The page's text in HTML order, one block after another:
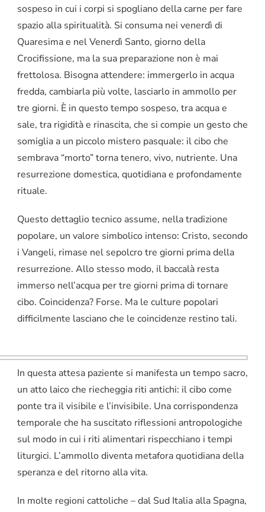
sospeso in cui i corpi si spogliano della carne per fare
spazio alla spiritualità. Si consuma nei venerdì di
Quaresima e nel Venerdì Santo, giorno della
Crocifissione, ma la sua preparazione non è mai
frettolosa. Bisogna attendere: immergerlo in acqua
fredda, cambiarla più volte, lasciarlo in ammollo per
tre giorni. È in questo tempo sospeso, tra acqua e
sale, tra rigidità e rinascita, che si compie un gesto che
somiglia a un piccolo mistero pasquale: il cibo che
sembrava “morto” torna tenero, vivo, nutriente. Una
resurrezione domestica, quotidiana e profondamente
rituale.
Questo dettaglio tecnico assume, nella tradizione
popolare, un valore simbolico intenso: Cristo, secondo
i Vangeli, rimase nel sepolcro tre giorni prima della
resurrezione. Allo stesso modo, il baccalà resta
immerso nell’acqua per tre giorni prima di tornare
cibo. Coincidenza? Forse. Ma le culture popolari
difficilmente lasciano che le coincidenze restino tali.
In questa attesa paziente si manifesta un tempo sacro,
un atto laico che riecheggia riti antichi: il cibo come
ponte tra il visibile e l’invisibile. Una corrispondenza
temporale che ha suscitato riflessioni antropologiche
sul modo in cui i riti alimentari rispecchiano i tempi
liturgici. L’ammollo diventa metafora quotidiana della
speranza e del ritorno alla vita.
In molte regioni cattoliche – dal Sud Italia alla Spagna,